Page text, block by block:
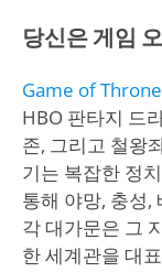
당신은 게임
Game of
HBO 판타지 드
존, 그리고 철왕
기는 복잡한 정
통해 야망, 충성,
각 대가문은 그
한 세계관을 대